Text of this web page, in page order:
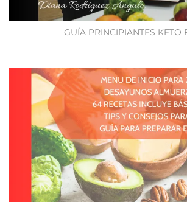
GUÍA PRINCIPIANTES KETO